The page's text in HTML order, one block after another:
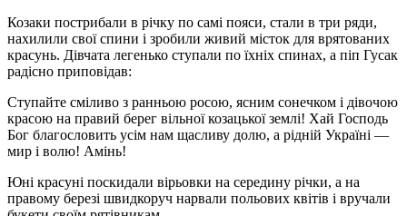
Козаки пострибали в річку по самі пояси, стали в три ряди,
нахилили свої спини і зробили живий місток для врятованих
красунь. Дівчата легенько ступали по їхніх спинах, а піп Гусак
радісно приповідав:
Ступайте сміливо з ранньою росою, ясним сонечком і дівочою
красою на правий берег вільної козацької землі! Хай Господь
Бог благословить усім нам щасливу долю, а рідній Україні —
мир і волю! Амінь!
Юні красуні поскидали вірьовки на середину річки, а на
правому березі швидкоруч нарвали польових квітів і вручали